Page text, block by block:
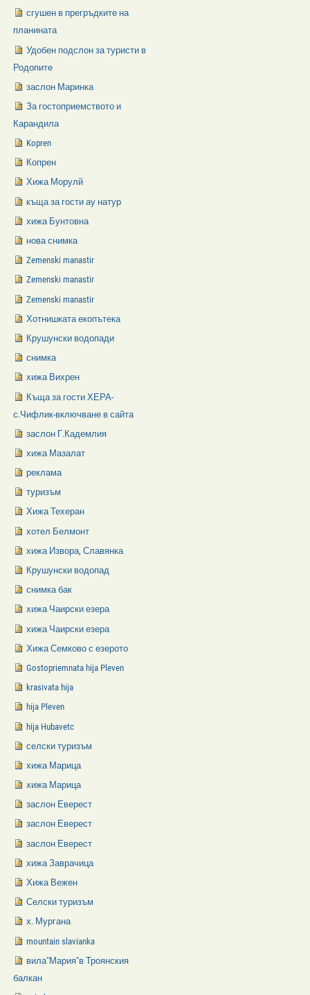
сгушен в прегръдките на
планината
Удобен подслон за туристи в
Родопите
заслон Маринка
За гостоприемството и
Карандила
Kopren
Копрен
Хижа Морулй
къща за гости ау натур
хижа Бунтовна
нова снимка
Zemenski manastir
Zemenski manastir
Zemenski manastir
Хотнишката екопътека
Крушунски водопади
снимка
хижа Вихрен
Къща за гости ХЕРА-
с.Чифлик-включване в сайта
заслон Г.Кадемлия
хижа Мазалат
реклама
туризъм
Хижа Техеран
хотел Белмонт
хижа Извора, Славянка
Крушунски водопад
снимка бак
хижа Чаирски езера
хижа Чаирски езера
Хижа Семково с езерото
Gostopriemnata hija Pleven
krasivata hija
hija Pleven
hija Hubavetc
селски туризъм
хижа Марица
хижа Марица
заслон Еверест
заслон Еверест
заслон Еверест
хижа Заврачица
Хижа Вежен
Селски туризъм
х. Мургана
mountain slavianka
вила"Мария"в Троянския
балкан